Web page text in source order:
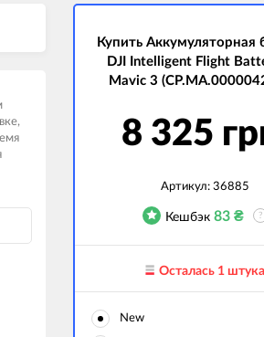
Купить Аккумуляторная
DJI Intelligent Flight
Mavic 3
8 325
Артикул: 36885
Кешбэк 83₴ ?
Осталась 1 штука
New